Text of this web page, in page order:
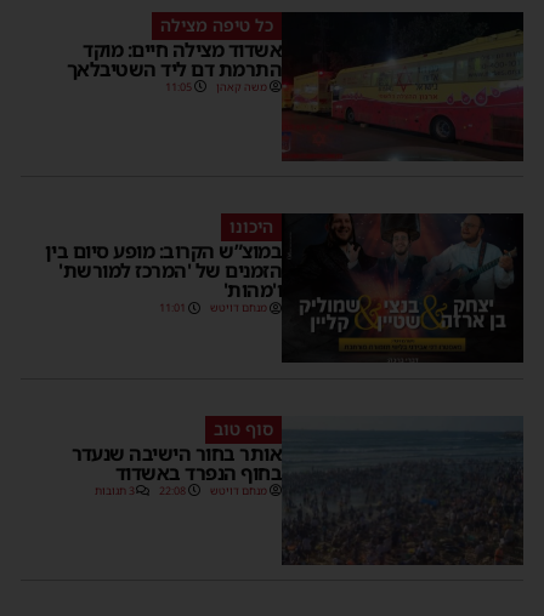
כל טיפה מצילה
אשדוד מצילה חיים: מוקד
התרמת דם ליד השטיבלאך
משה קאהן 11:05
היכונו
במוצ”ש הקרוב: מופע סיום בין
הזמנים של 'המרכז למורשת'
ו'מהות'
מנחם דויטש 11:01
סוף טוב
אותר בחור הישיבה שנעדר
בחוף הנפרד באשדוד
מנחם דויטש 22:08 3 תגובות